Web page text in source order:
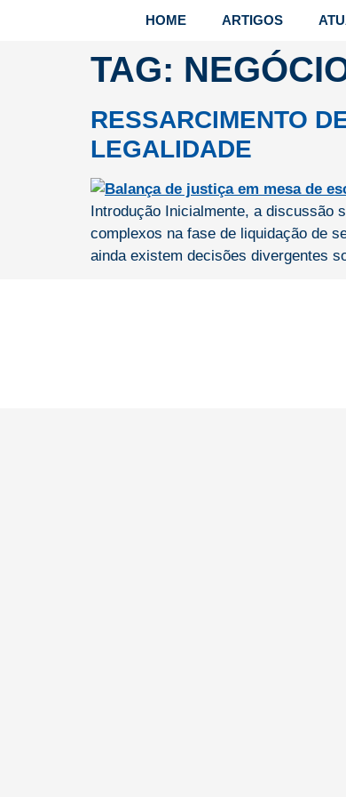
HOME ARTIGOS
TAG:
RESSARCIMENTO
LEGALIDADE
Introdução Inicialmente, a discussão
complexos na fase de liquidação de
ainda existem decisões divergentes